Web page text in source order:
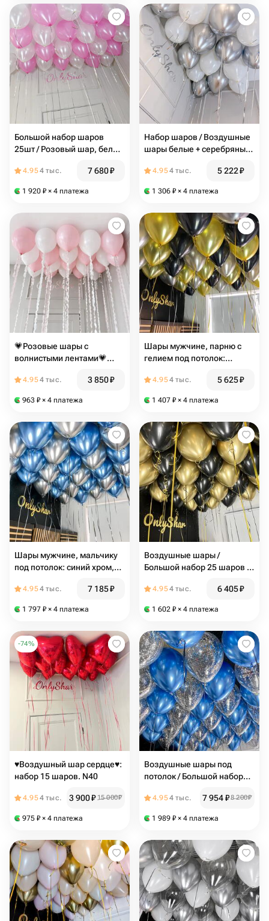
Большой набор шаров
25шт / Розовый шар, белый
Арт.ШПN8
4.954 тыс. 7 680₽
1 920 ₽ × 4 платежа
Набор шаров / Воздушные
шары белые + серебряные /
гелием / Арт.ШПN9
4.954 тыс. 5 222₽
1 306 ₽ × 4 платежа
💗Розовые шары с
волнистыми лентами💗
шар / белые шарики +
4.954 тыс. 3 850₽
963 ₽ × 4 платежа
Шары мужчине, парню с
гелием под потолок:
25шт
4.954 тыс. 5 625₽
1 407 ₽ × 4 платежа
Шары мужчине, мальчику
под потолок: синий хром,
4.954 тыс. 7 185₽
1 797 ₽ × 4 платежа
Воздушные шары /
Большой набор 25 шаров /
N179
4.954 тыс. 6 405₽
1 602 ₽ × 4 платежа
-74%
♥️Воздушный шар сердце♥️:
набор 15 шаров. N40
4.954 тыс. 3 900₽ 15 000₽
975 ₽ × 4 платежа
Воздушные шары под
потолок / Большой набор
Прозрачные шары с
4.954 тыс. 7 954₽8 200₽
1 989 ₽ × 4 платежа